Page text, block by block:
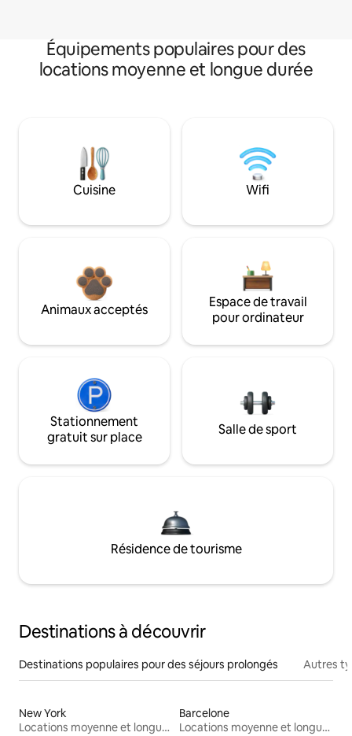
Équipements populaires pour des
locations moyenne et longue durée
Cuisine Wifi
Animaux acceptés
Espace de travail
pour ordinateur
Stationnement
gratuit sur place
Salle de sport
Résidence de tourisme
Destinations à découvrir
Destinations populaires pour des séjours prolongés Autres
New York
Locations moyenne et longue durée
Barcelone
Locations moyenne et longue durée